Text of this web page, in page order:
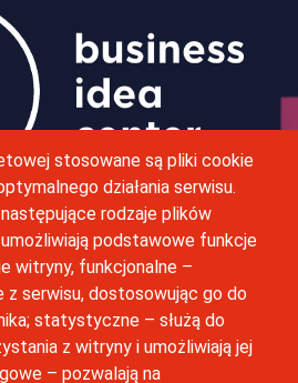
stosowane są pliki cookie
działania serwisu.
rodzaje plików
podstawowe funkcje
witryny, funkcjonalne –
z serwisu, dostosowując go do
statystyczne – służą do
z witryny i umożliwiają jej
– pozwalają na
Obraz
30-348 Kraków